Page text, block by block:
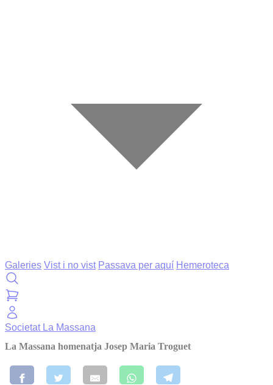
Galeries Vist i no vist Passava per aquí Hemeroteca
Societat La Massana
La Massana homenatja Josep Maria Troguet